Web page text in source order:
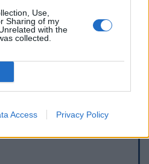
Use,
Sharing of my
with the
collected.
Access Privacy Policy